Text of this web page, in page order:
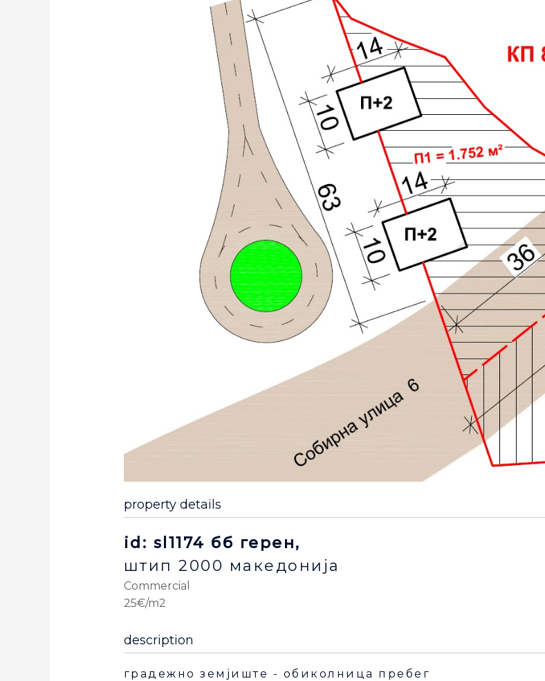
property details
id: sl1174 бб герен,
штип 2000 македонија
Commercial
25€/m2
description
градежно земјиште - обиколница пребег